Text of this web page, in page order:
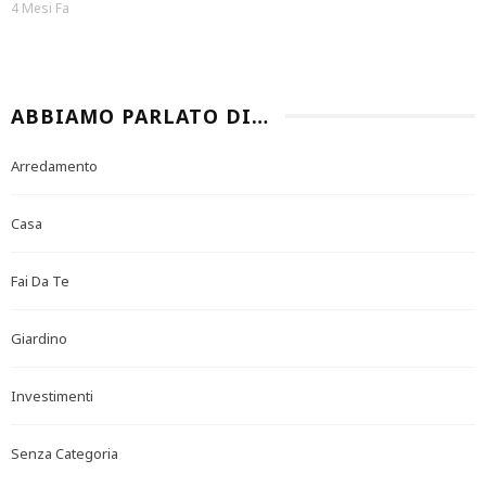
4 Mesi Fa
ABBIAMO PARLATO DI…
Arredamento
Casa
Fai Da Te
Giardino
Investimenti
Senza Categoria